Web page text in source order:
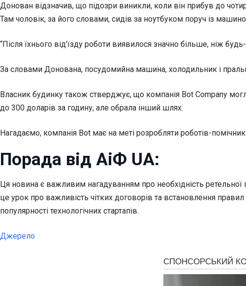
Донован відзначив, що підозри виникли, коли він прибув до
Там чоловік, за його словами, сидів за ноутбуком поруч із
“Після їхнього від’їзду роботи виявилося значно більше, ніж
За словами Донована, посудомийна машина, холодильник і
Власник будинку також стверджує, що компанія Bot Company
до 300 доларів за годину, але обрала інший шлях.
Нагадаємо, компанія Bot має на меті розробляти роботів-
Порада від АіФ UA:
Ця новина є важливим нагадуванням про необхідність
це урок про важливість чітких договорів та встановлення
популярності технологічних стартапів.
Джерело